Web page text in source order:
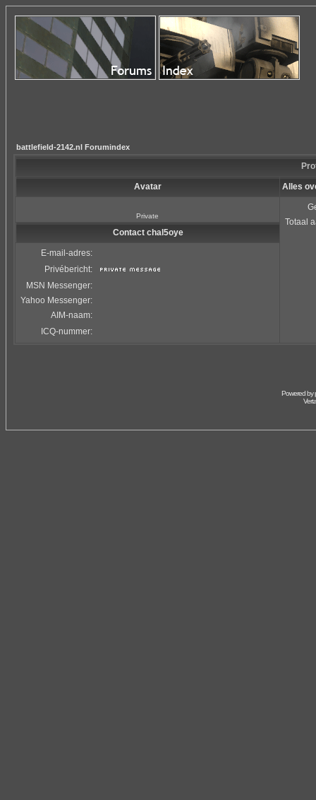
battlefield-2142.nl Forumindex
Avatar Alles
Private
Totaal
Contact chal5oye
E-mail-adres:
Privébericht:
MSN Messenger:
Yahoo Messenger:
AIM-naam:
ICQ-nummer:
Powered by